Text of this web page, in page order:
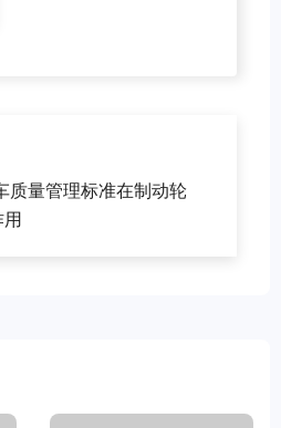
质量管理标准在制动轮